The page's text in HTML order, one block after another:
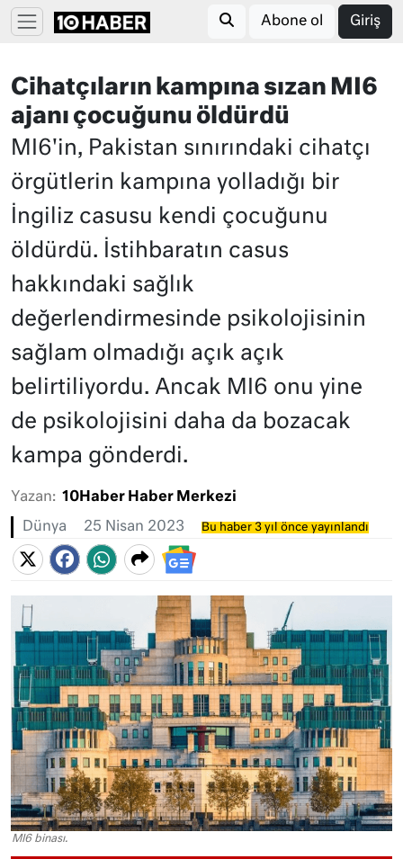
Abone ol Giriş
Cihatçıların kampına sızan MI6
ajanı çocuğunu öldürdü
MI6'in, Pakistan sınırındaki cihatçı
örgütlerin kampına yolladığı bir
İngiliz casusu kendi çocuğunu
öldürdü. İstihbaratın casus
hakkındaki sağlık
değerlendirmesinde psikolojisinin
sağlam olmadığı açık açık
belirtiliyordu. Ancak MI6 onu yine
de psikolojisini daha da bozacak
kampa gönderdi.
Yazan: 10Haber Haber Merkezi
Dünya 25 Nisan 2023 Bu haber 3 yıl önce yayınlandı
MI6 binası.